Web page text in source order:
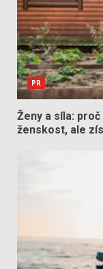
PR
Ženy a síla:
ženskost, ale